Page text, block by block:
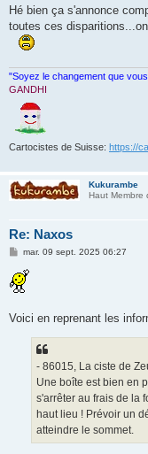
e
Hé bien ça s'annonce
toutes ces
"Soyez le changement que
GANDHI
Cartocistes de Suisse: https://
Kukurambe
Haut Membre
Re: Naxos
M
s
s
a
e
mar. 09 sept. 2025 06:27
Voici en reprenant les
- 86015, La ciste de
Une boîte est bien en
s'arrêter au frais de la
haut lieu ! Prévoir un
atteindre le sommet.